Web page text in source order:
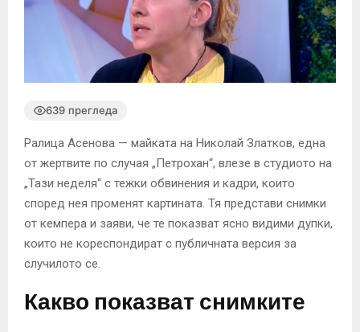
639 прегледа
Ралица Асенова — майката на Николай Златков, една
от жертвите по случая „Петрохан“, влезе в студиото на
„Тази неделя“ с тежки обвинения и кадри, които
според нея променят картината. Тя представи снимки
от кемпера и заяви, че те показват ясно видими дупки,
които не кореспондират с публичната версия за
случилото се.
Какво показват снимките